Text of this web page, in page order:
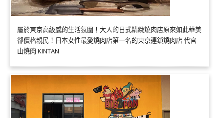
屬於東京高級感的生活氛圍！大人的日式精緻燒肉店原來如此華美
卻價格親民！日本女性最愛燒肉店第一名的東京連鎖燒肉店 代官
山焼肉 KINTAN